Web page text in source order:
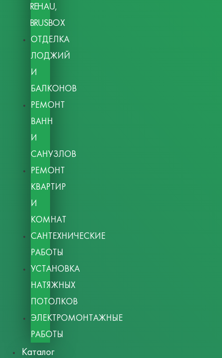
REHAU,
BRUSBOX
ОТДЕЛКА
ЛОДЖИЙ
И
БАЛКОНОВ
РЕМОНТ
ВАНН
И
САНУЗЛОВ
РЕМОНТ
КВАРТИР
И
КОМНАТ
САНТЕХНИЧЕСКИЕ
РАБОТЫ
УСТАНОВКА
НАТЯЖНЫХ
ПОТОЛКОВ
ЭЛЕКТРОМОНТАЖНЫЕ
РАБОТЫ
Каталог